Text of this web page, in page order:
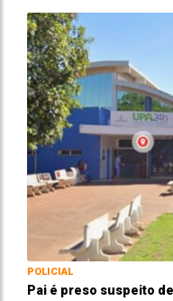
POLICIAL
Pai é preso suspeito